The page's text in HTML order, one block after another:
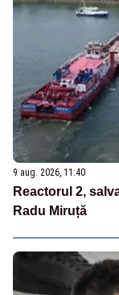
9 aug. 2026, 11:40
Reactorul 2,
Radu Miruță